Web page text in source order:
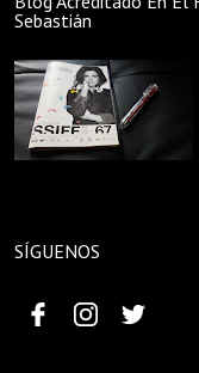
Sebastián
SÍGUENOS